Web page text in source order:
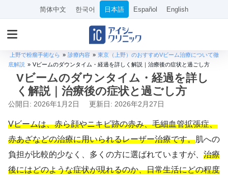
简体中文 한국어 日本語 Español English
上野で粉瘤手術なら » 診療内容 » 東京（上野）のおすすめVビーム治療について徹
底解説 » Vビームのダウンタイム・経過を詳しく解説｜治療後の症状と過ごし方
Vビームのダウンタイム・経過を詳し
く解説｜治療後の症状と過ごし方
公開日: 2026年1月2日 更新日: 2026年2月27日
Vビームは、赤ら顔やニキビ跡の赤み、毛細血管拡張症、
赤あざなどの治療に用いられるレーザー治療です。肌への
負担が比較的少なく、多くの方に選ばれていますが、 治療
後にはどのような症状が現れるのか、日常生活にどの程度